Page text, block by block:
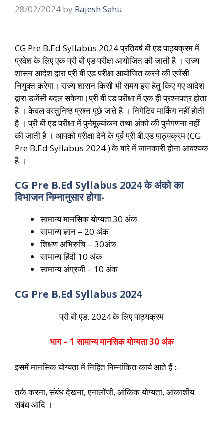
28/02/2024 by Rajesh Sahu
CG Pre B.Ed Syllabus 2024 प्रतिवर्ष बी एड पाठ्यक्रम में
प्रवेश के लिए एक प्री बी एड परीक्षा आयोजित की जाती है । राज्य
शासन आदेश द्वारा प्री बी एड परीक्षा आयोजित करने की एजेंसी
नियुक्त करेगा। राज्य शासन किसी भी समय इस हेतु किए गए आदेश
द्वारा उजेंसी बदल सकेगा।प्री बी एड परीक्षा में एक ही प्रश्नपत्र होता
है । केवल वस्तुनिष्ठ प्रश्न पूछे जाते है । निगेटिव मार्किंग नहीं होती
है । प्री बी एड परीक्षा में पुर्नमूल्यांकन तथा अंको की पुर्नगणना नहीं
की जाती है । आपको परीक्षा देने के पूर्व प्री बी.एड पाठ्यक्रम (CG
Pre B.Ed Syllabus 2024 ) के बारे में जानकारी होना आवश्यक
है ।
CG Pre B.Ed Syllabus 2024 के अंको का
विभाजन निम्नानुसार होगा-
सामान्य मानसिक योग्यता 30 अंक
सामान्य ज्ञान – 20 अंक
शिक्षण अभिरुचि – 30अंक
सामान्य हिंदी 10 अंक
सामान्य अंग्रजी – 10 अंक
CG Pre B.Ed Syllabus 2024
प्री.बी.एड. 2024 के लिए पाठ्यक्रम
भाग – 1 सामान्य मानसिक योग्यता 30 अंक
इसमें मानसिक योग्यता में निहित निम्नांकित कार्य आते हैं :-
तर्क करना, संबंध देखना, एनालॉजी, आंकिक योग्यता, आकाशीय
संबंध आदि ।